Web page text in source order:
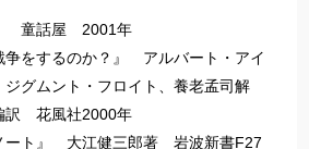
』 童話屋 2001年
争をするのか？』 アルバート・アイ
グムント・フロイト、養老孟司解
訳 花風社2000年
ート』 大江健三郎著 岩波新書F27